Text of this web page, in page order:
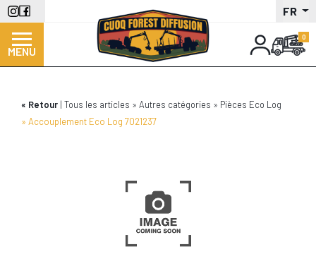
Aller
au
contenu
principal
FR
MENU
Retour Tous les articles Autres catégories
Pièces Eco Log
Accouplement Eco Log 7021237